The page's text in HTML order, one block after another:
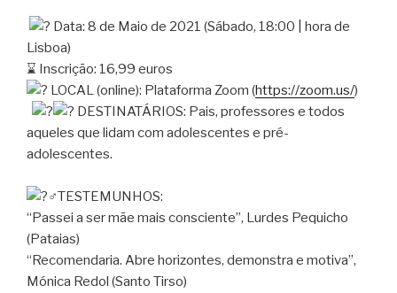
Data: 8 de Maio de 2021 (Sábado, 18:00 | hora de
Lisboa)
⌛️ Inscrição: 16,99 euros
LOCAL (online): Plataforma Zoom (https://zoom.us/)
DESTINATÁRIOS: Pais, professores e todos
aqueles que lidam com adolescentes e pré-
adolescentes.
‍♂️TESTEMUNHOS:
“Passei a ser mãe mais consciente”, Lurdes Pequicho
(Pataias)
“Recomendaria. Abre horizontes, demonstra e motiva”,
Mónica Redol (Santo Tirso)